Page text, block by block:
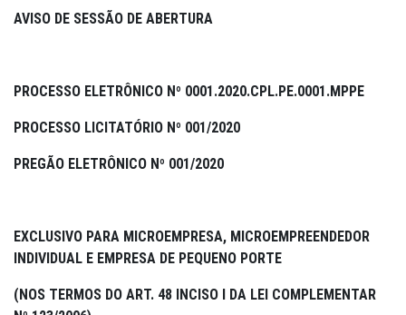
AVISO DE SESSÃO DE ABERTURA
PROCESSO ELETRÔNICO Nº 0001.2020.CPL.PE.0001.MPPE
PROCESSO LICITATÓRIO Nº 001/2020
PREGÃO ELETRÔNICO Nº 001/2020
EXCLUSIVO PARA MICROEMPRESA, MICROEMPREENDEDOR
INDIVIDUAL E EMPRESA DE PEQUENO PORTE
(NOS TERMOS DO ART. 48 INCISO I DA LEI COMPLEMENTAR